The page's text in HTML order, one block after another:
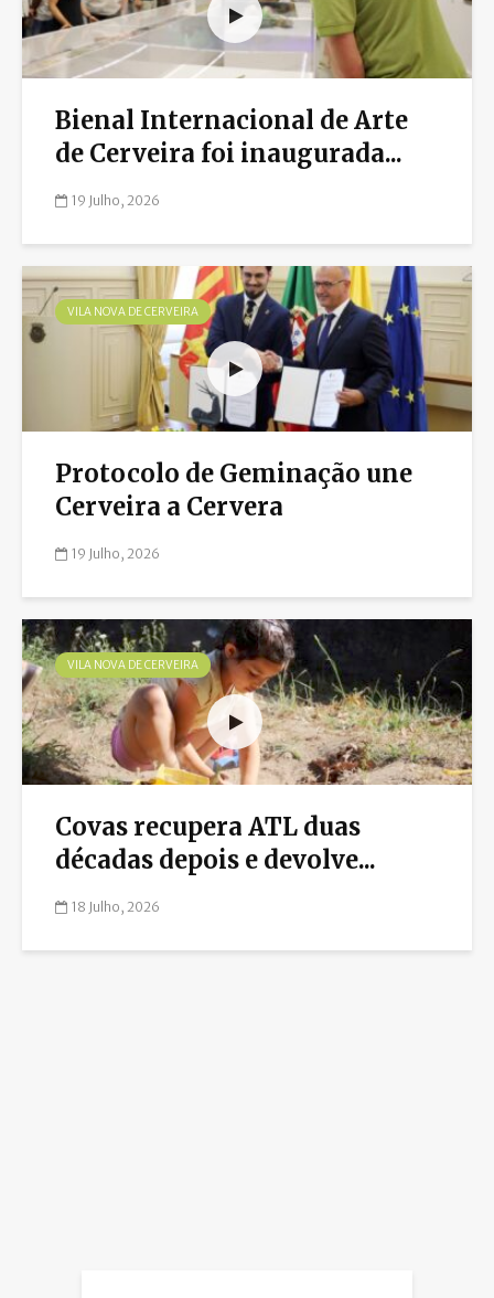
Bienal Internacional de Arte
de Cerveira foi inaugurada...
19 Julho, 2026
VILA NOVA DE CERVEIRA
Protocolo de Geminação une
Cerveira a Cervera
19 Julho, 2026
VILA NOVA DE CERVEIRA
Covas recupera ATL duas
décadas depois e devolve...
18 Julho, 2026